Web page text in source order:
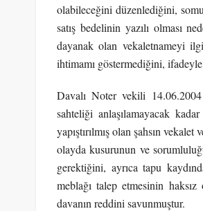
olabileceğini düzenlediğini,
satış bedelinin yazılı olması
dayanak olan vekaletnameyi
ihtimamı göstermediğini,
Davalı Noter vekili
sahteliği anlaşılamayacak
yapıştırılmış olan şahsın
olayda kusurunun ve
gerektiğini, ayrıca tapu
meblağı talep etmesinin
davanın reddini savunmuştur.